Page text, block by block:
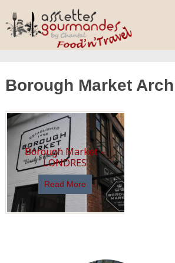
Borough Market
Borough Market –
LONDRES
Read More